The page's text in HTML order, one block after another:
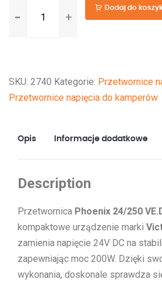
Phoenix
Dodaj do
SKU: 2740 Kategorie: Przetwornice
Przetwornice napięcia do kamperów
Opis Informacje dodatkowe
Description
Przetwornica Phoenix 24/250
kompaktowe urządzenie marki
zamienia napięcie 24V DC na
zapewniając moc 200W. Dzięki
wykonania, doskonale sprawdza